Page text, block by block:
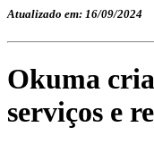
Atualizado em: 16/09/2024
Okuma
serviços e